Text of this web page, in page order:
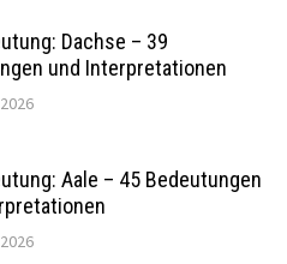
Dachse – 39
und Interpretationen
Aale – 45 Bedeutungen